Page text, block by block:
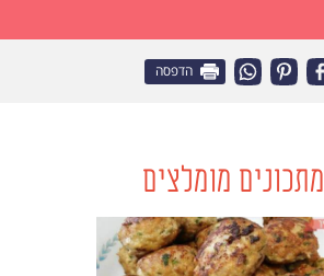
הדפסה
מתכונים מומלצים